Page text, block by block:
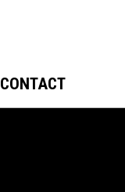
CONTACT